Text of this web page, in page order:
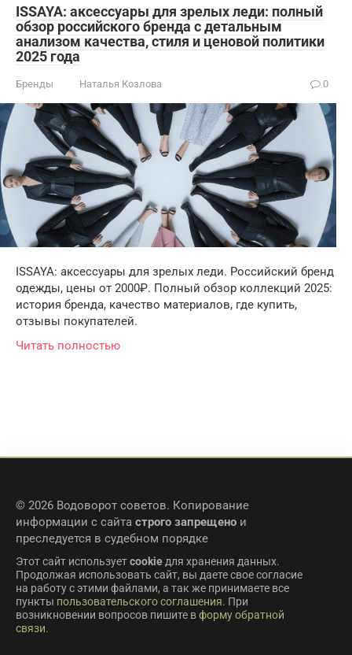
ISSAYA: аксессуары для зрелых леди: полный
обзор российского бренда с детальным
анализом качества, стиля и ценовой политики
2025 года
Бренды Наталья Козлова 0
ISSAYA: аксессуары для зрелых леди. Российский бренд
одежды, цены от 2000₽. Полный обзор коллекций 2025:
история бренда, качество материалов, где купить,
отзывы покупателей.
Читать полностью
© 2026 Водоворот советов. Копирование
информации с сайта строго запрещено и
преследуется в судебном порядке
Этот сайт используетcookieдля хранения данных.
Продолжая использовать сайт, вы даете свое согласие
на работу с этими файлами, а так же принимаете все
пункты пользовательского соглашения. При
возникновении вопросов пишите вформу обратной
связи.